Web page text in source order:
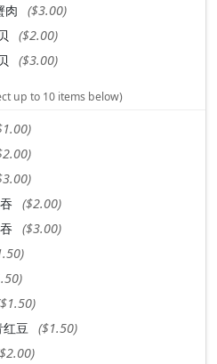
肉
($3.00)
($2.00)
($3.00)
up to 10 items below)
($2.00)
($3.00)
豆 ($1.50)